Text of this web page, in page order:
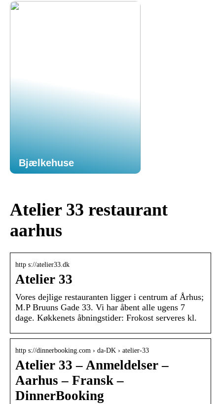
Bjælkehuse
Atelier 33 restaurant
aarhus
http s://atelier33.dk
Atelier 33
Vores dejlige restauranten ligger i centrum af Århus;
M.P Bruuns Gade 33. Vi har åbent alle ugens 7
dage. Køkkenets åbningstider: Frokost serveres kl.
http s://dinnerbooking.com › da-DK › atelier-33
Atelier 33 – Anmeldelser –
Aarhus – Fransk –
DinnerBooking